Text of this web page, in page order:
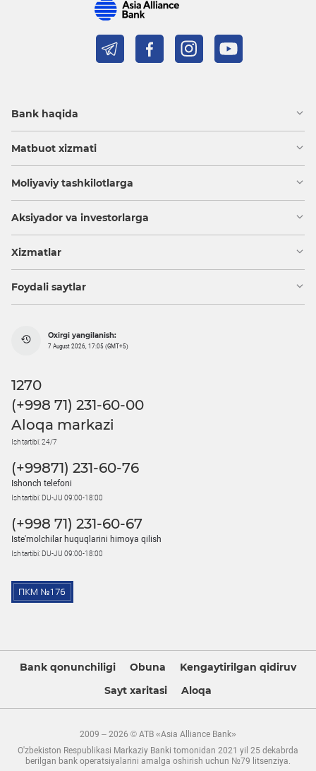
Bank haqida
Matbuot xizmati
Moliyaviy tashkilotlarga
Aksiyador va investorlarga
Xizmatlar
Foydali saytlar
Oxirgi yangilanish:
7 August 2026, 17:05 (GMT+5)
1270
(+998 71) 231-60-00
Aloqa markazi
Ish tartibi: 24/7
(+99871) 231-60-76
Ishonch telefoni
Ish tartibi: DU-JU 09:00-18:00
(+998 71) 231-60-67
Iste'molchilar huquqlarini himoya qilish
Ish tartibi: DU-JU 09:00-18:00
Bank qonunchiligi Obuna
Kengaytirilgan qidiruv
Sayt xaritasi
Aloqa
2009 – 2026 © ATB «Asia Alliance Bank»
O'zbekiston Respublikasi Markaziy Banki tomonidan 2021 yil 25 dekabrda
berilgan bank operatsiyalarini amalga oshirish uchun №79 litsenziya.